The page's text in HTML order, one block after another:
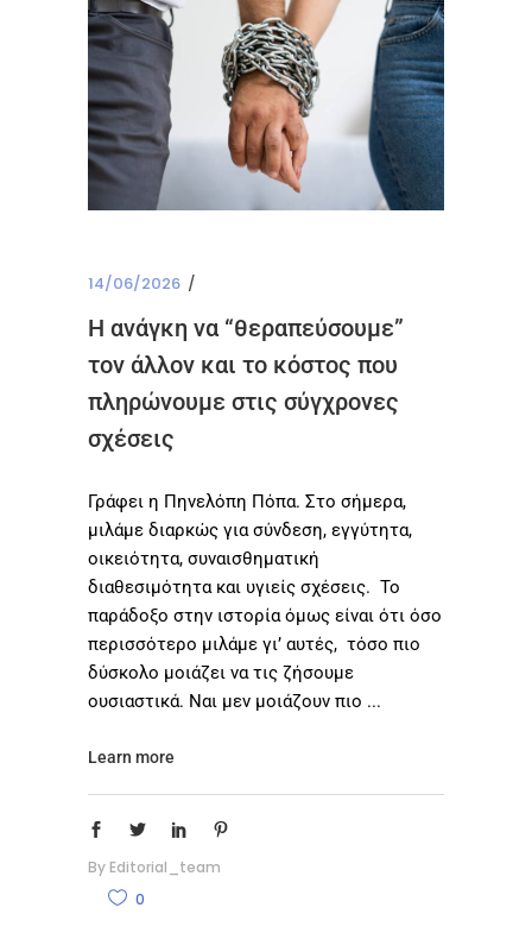
14/06/2026
Η ανάγκη να “θεραπεύσουμε”
τον άλλον και το κόστος που
πληρώνουμε στις σύγχρονες
σχέσεις
Γράφει η Πηνελόπη Πόπα. Στο σήμερα,
μιλάμε διαρκώς για σύνδεση, εγγύτητα,
οικειότητα, συναισθηματική
διαθεσιμότητα και υγιείς σχέσεις. Το
παράδοξο στην ιστορία όμως είναι ότι όσο
περισσότερο μιλάμε γι’ αυτές, τόσο πιο
δύσκολο μοιάζει να τις ζήσουμε
ουσιαστικά. Ναι μεν μοιάζουν πιο
Learn more
By Editorial_team
0